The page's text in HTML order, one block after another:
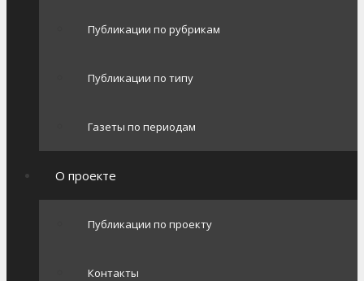
Публикации по рубрикам
Публикации по типу
Газеты по периодам
О проекте
Публикации по проекту
Контакты